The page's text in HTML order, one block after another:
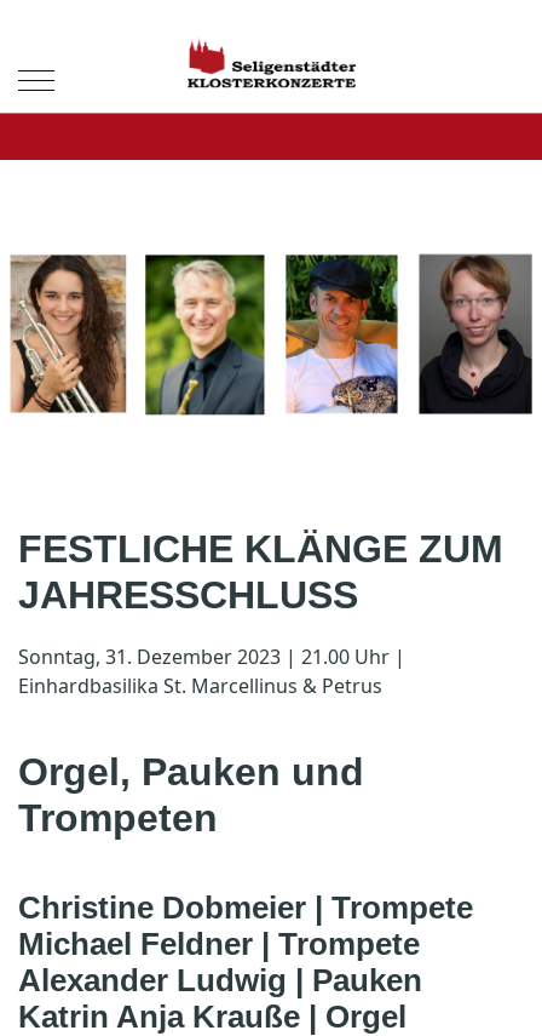
FESTLICHE KLÄNGE ZUM
JAHRESSCHLUSS
Sonntag, 31. Dezember 2023 | 21.00 Uhr |
Einhardbasilika St. Marcellinus & Petrus
Orgel, Pauken und
Trompeten
Christine Dobmeier | Trompete
Michael Feldner | Trompete
Alexander Ludwig | Pauken
Katrin Anja Krauße | Orgel